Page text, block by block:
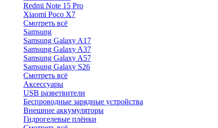
Redmi Note 15 Pro
Xiaomi Poco X7
Смотреть всё
Samsung
Samsung Galaxy A17
Samsung Galaxy A37
Samsung Galaxy A57
Samsung Galaxy S26
Смотреть всё
Аксессуары
USB разветвители
Беспроводные зарядные устройства
Внешние аккумуляторы
Гидрогелевые плёнки